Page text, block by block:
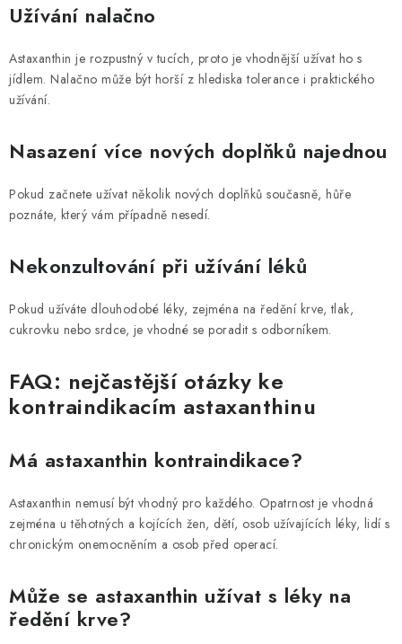
Užívání nalačno
Astaxanthin je rozpustný v tucích, proto je vhodnější užívat ho s
jídlem. Nalačno může být horší z hlediska tolerance i praktického
užívání.
Nasazení více nových doplňků najednou
Pokud začnete užívat několik nových doplňků současně, hůře
poznáte, který vám případně nesedí.
Nekonzultování při užívání léků
Pokud užíváte dlouhodobé léky, zejména na ředění krve, tlak,
cukrovku nebo srdce, je vhodné se poradit s odborníkem.
FAQ: nejčastější otázky ke
kontraindikacím astaxanthinu
Má astaxanthin kontraindikace?
Astaxanthin nemusí být vhodný pro každého. Opatrnost je vhodná
zejména u těhotných a kojících žen, dětí, osob užívajících léky, lidí s
chronickým onemocněním a osob před operací.
Může se astaxanthin užívat s léky na
ředění krve?